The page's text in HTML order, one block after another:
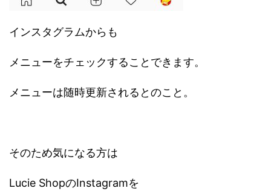
インスタグラムからも
メニューをチェックすることできます。
メニューは随時更新されるとのこと。
そのため気になる方は
Lucie ShopのInstagramを